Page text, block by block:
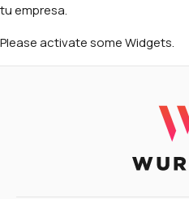
LinkedinYoutubeInstagram
tu empresa.
Please activate some Widgets.